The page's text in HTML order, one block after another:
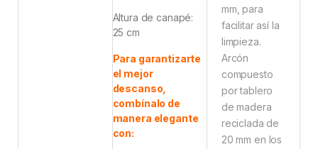
Altura de canapé:
25 cm
Para garantizarte
el mejor
descanso,
combínalo de
manera elegante
con:
mm, para
facilitar así la
limpieza.
Arcón
compuesto
por tablero
de madera
reciclada de
20 mm en los